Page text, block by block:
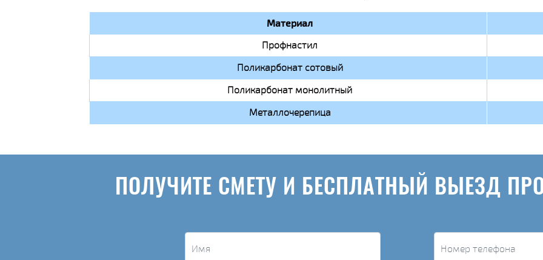
Материал
Профнастил
Поликарбонат сотовый
Поликарбонат монолитный
Металлочерепица
ПОЛУЧИТЕ СМЕТУ И БЕСПЛАТНЫЙ ВЫЕЗД